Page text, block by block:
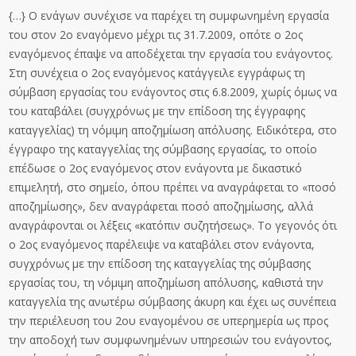
{…} Ο ενάγων συνέχισε να παρέχει τη συμφωνημένη εργασία
του στον 2ο εναγόμενο μέχρι τις 31.7.2009, οπότε ο 2ος
εναγόμενος έπαψε να αποδέχεται την εργασία του ενάγοντος.
Στη συνέχεια ο 2ος εναγόμενος κατάγγειλε εγγράφως τη
σύμβαση εργασίας του ενάγοντος στις 6.8.2009, χωρίς όμως να
του καταβάλει (συγχρόνως με την επίδοση της έγγραφης
καταγγελίας) τη νόμιμη αποζημίωση απόλυσης. Ειδικότερα, στο
έγγραφο της καταγγελίας της σύμβασης εργασίας, το οποίο
επέδωσε ο 2ος εναγόμενος στον ενάγοντα με δικαστικό
επιμελητή, στο σημείο, όπου πρέπει να αναγράφεται το «ποσό
αποζημίωσης», δεν αναγράφεται ποσό αποζημίωσης, αλλά
αναγράφονται οι λέξεις «κατόπιν συζητήσεως». Το γεγονός ότι
ο 2ος εναγόμενος παρέλειψε να καταβάλει στον ενάγοντα,
συγχρόνως με την επίδοση της καταγγελίας της σύμβασης
εργασίας του, τη νόμιμη αποζημίωση απόλυσης, καθιστά την
καταγγελία της ανωτέρω σύμβασης άκυρη και έχει ως συνέπεια
την περιέλευση του 2ου εναγομένου σε υπερημερία ως προς
την αποδοχή των συμφωνημένων υπηρεσιών του ενάγοντος,